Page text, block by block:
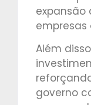
expansão
empresas
Além
governo